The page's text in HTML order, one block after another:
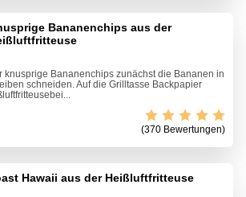
Bananenchips aus der
knusprige Bananenchips zunächst die Bananen in
schneiden. Auf die Grilltasse Backpapier
(370 Bewertungen)
Hawaii aus der Heißluftfritteuse